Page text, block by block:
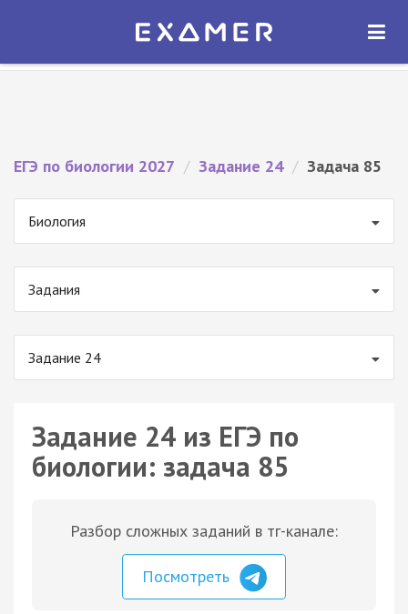
Экзамер — ЕГЭ 2027
ОТКРЫТЬ
ЕГЭ по биологии 2027 / Задание 24 / Задача 85
Биология
Задания
Задание 24
Задание 24 из ЕГЭ по
биологии: задача 85
Разбор сложных заданий в тг-канале:
Посмотреть